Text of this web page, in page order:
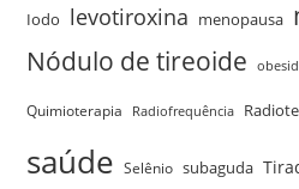
Iodo levotiroxina menopausa
Nódulo de tireoide
Quimioterapia Radiofrequência
saúde Selênio subaguda